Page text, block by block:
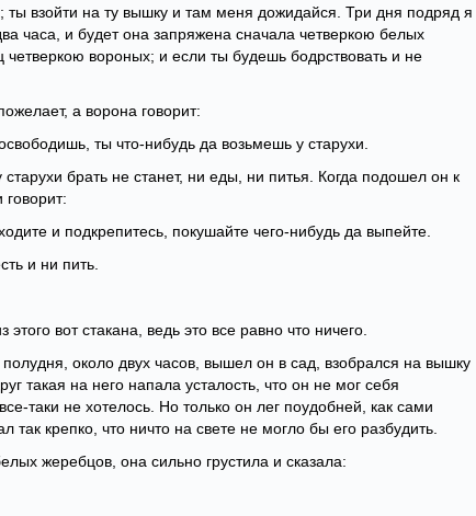
взойти на ту вышку и там меня дожидайся. Три дня подряд я
часа, и будет она запряжена сначала четверкою белых
вороных; и если ты будешь бодрствовать и не
а ворона говорит:
ты что-нибудь да возьмешь у старухи.
брать не станет, ни еды, ни питья. Когда подошел он к
и подкрепитесь, покушайте чего-нибудь да выпейте.
и ни пить.
вот стакана, ведь это все равно что ничего.
около двух часов, вышел он в сад, взобрался на вышку
такая на него напала усталость, что он не мог себя
таки не хотелось. Но только он лег поудобней, как сами
так крепко, что ничто на свете не могло бы его разбудить.
жеребцов, она сильно грустила и сказала: